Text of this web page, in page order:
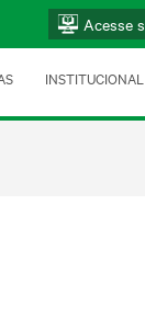
INSTITUCIONAL
Acesse